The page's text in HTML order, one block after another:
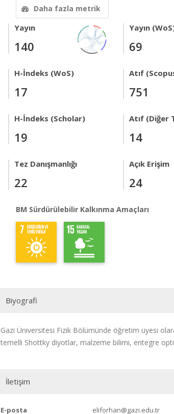
Daha fazla metrik
Yayın
140
Yayın
69
H-İndeks (WoS)
17
Atıf
751
H-İndeks (Scholar)
19
Atıf (Diğer
14
Tez Danışmanlığı
22
Açık Erişim
24
BM Sürdürülebilir Kalkınma Amaçları
Biyografi
Gazi Üniversitesi Fizik Bölümünde öğretim üyesi
temelli Shottky diyotlar, malzeme bilimi, entegre
İletişim
E-posta eliforhan@gazi.edu.tr